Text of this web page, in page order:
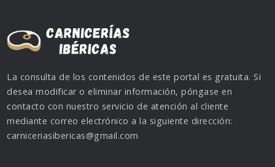
La consulta de los contenidos de este portal es gratuita. Si
desea modificar o eliminar información, póngase en
contacto con nuestro servicio de atención al cliente
mediante correo electrónico a la siguiente dirección:
carniceriasibericas@gmail.com